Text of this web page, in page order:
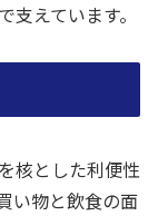
えています。
核とした利便性
い物と飲食の面